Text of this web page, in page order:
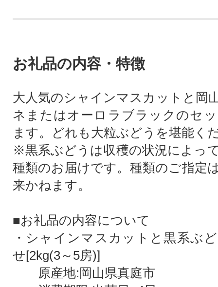
お礼品の内容・特徴
大人気のシャインマスカットと岡
ネまたはオーロラブラックのセ
ます。どれも大粒ぶどうを堪能く
※黒系ぶどうは収穫の状況によっ
種類のお届けです。種類のご指定
来かねます。
■お礼品の内容について
・シャインマスカットと黒系ぶ
せ[2kg(3～5房)]
原産地:岡山県真庭市